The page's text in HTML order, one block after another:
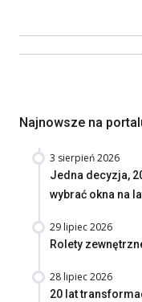
Najnowsze na
3 sierpień 2026
Jedna decyzja,
wybrać okna na
29 lipiec 2026
Rolety
28 lipiec 2026
20 lat